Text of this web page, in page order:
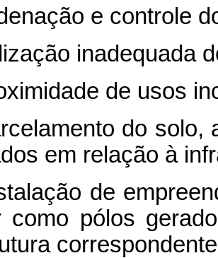
e controle
inadequada
de usos
do solo,
em relação à
de
como pólos